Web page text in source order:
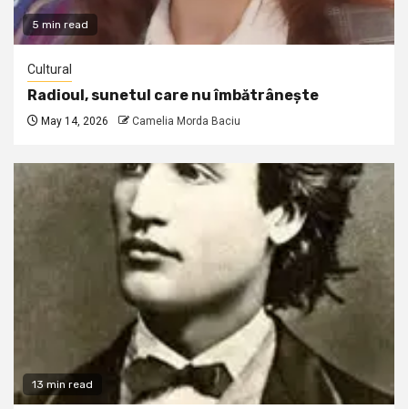
5 min read
Cultural
Radioul, sunetul care nu îmbătrânește
May 14, 2026 Camelia Morda Baciu
13 min read